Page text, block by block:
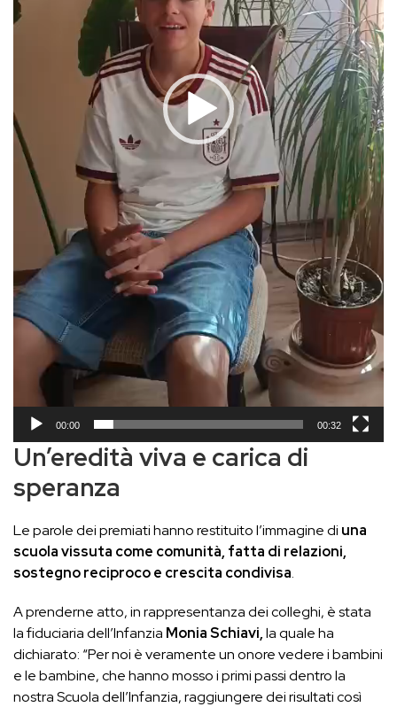
00:00 00:32
Un’eredità viva e carica di
speranza
Le parole dei premiati hanno restituito l’immagine di una
scuola vissuta come comunità, fatta di relazioni,
sostegno reciproco e crescita condivisa.
A prenderne atto, in rappresentanza dei colleghi, è stata
la fiduciaria dell’Infanzia Monia Schiavi,la quale ha
dichiarato: “Per noi è veramente un onore vedere i bambini
e le bambine, che hanno mosso i primi passi dentro la
nostra Scuola dell’Infanzia, raggiungere dei risultati così